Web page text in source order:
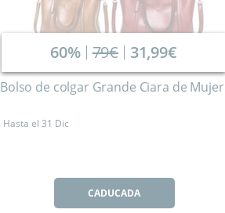
60% 79€ 31,99€
Bolso de colgar Grande Ciara de Mujer
Hasta el 31 Dic
CADUCADA